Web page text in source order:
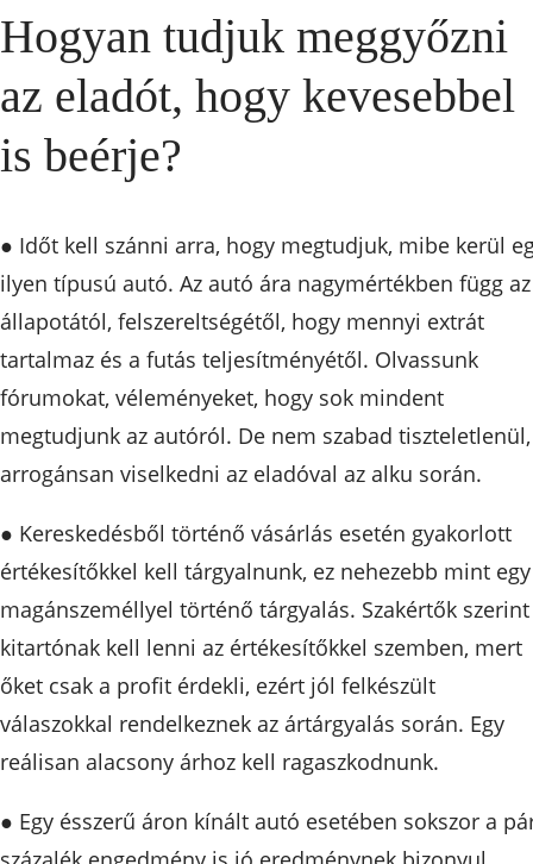
Hogyan tudjuk meggyőzni
az eladót, hogy kevesebbel
is beérje?
● Időt kell szánni arra, hogy megtudjuk, mibe kerül
ilyen típusú autó. Az autó ára nagymértékben függ az
állapotától, felszereltségétől, hogy mennyi extrát
tartalmaz és a futás teljesítményétől. Olvassunk
fórumokat, véleményeket, hogy sok mindent
megtudjunk az autóról. De nem szabad tiszteletlenül,
arrogánsan viselkedni az eladóval az alku során.
● Kereskedésből történő vásárlás esetén gyakorlott
értékesítőkkel kell tárgyalnunk, ez nehezebb mint egy
magánszeméllyel történő tárgyalás. Szakértők szerint
kitartónak kell lenni az értékesítőkkel szemben, mert
őket csak a profit érdekli, ezért jól felkészült
válaszokkal rendelkeznek az ártárgyalás során. Egy
reálisan alacsony árhoz kell ragaszkodnunk.
● Egy ésszerű áron kínált autó esetében sokszor a